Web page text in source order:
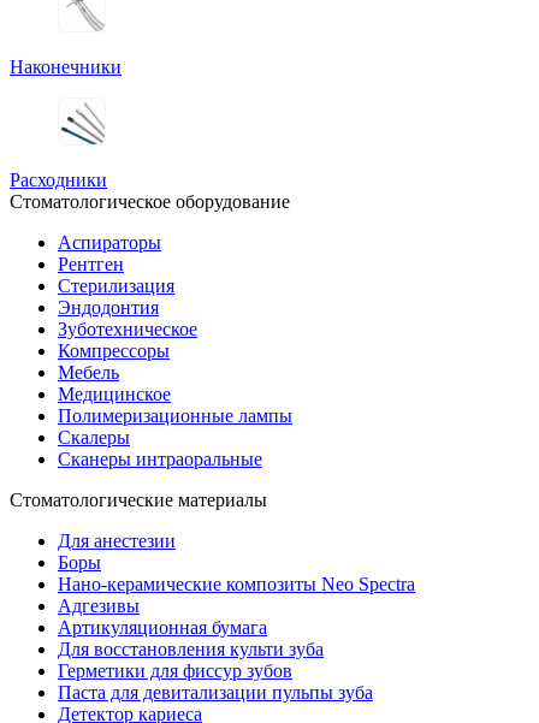
Наконечники
Расходники
Стоматологическое оборудование
Аспираторы
Рентген
Стерилизация
Эндодонтия
Зуботехническое
Компрессоры
Мебель
Медицинское
Полимеризационные лампы
Скалеры
Сканеры интраоральные
Стоматологические материалы
Для анестезии
Боры
Нано-керамические композиты Neo Spectra
Адгезивы
Артикуляционная бумага
Для восстановления культи зуба
Герметики для фиссур зубов
Паста для девитализации пульпы зуба
Детектор кариеса